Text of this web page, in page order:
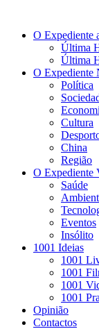
O Expediente
Última
Última
O Expediente
Política
Cultura
China
Região
O Expediente
Saúde
Eventos
Insólito
1001 Ideias
1001
1001
1001
1001
Opinião
Contactos